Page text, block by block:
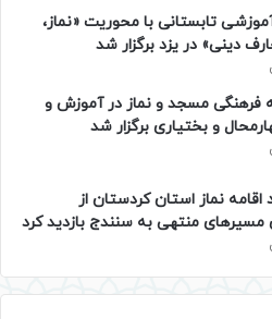
تابستانی با محوریت «نماز،
دینی» در یزد برگزار شد
فرهنگی مسجد و نماز در آموزش و
و بختیاری برگزار شد
اقامه نماز استان کردستان از
منتهی به سنندج بازدید کرد